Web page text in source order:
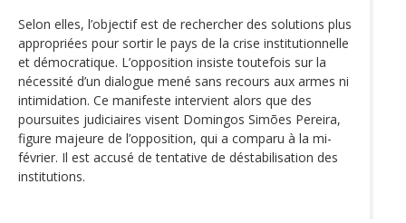
Selon elles, l’objectif est de rechercher des solutions plus
appropriées pour sortir le pays de la crise institutionnelle
et démocratique. L’opposition insiste toutefois sur la
nécessité d’un dialogue mené sans recours aux armes ni
intimidation. Ce manifeste intervient alors que des
poursuites judiciaires visent Domingos Simões Pereira,
figure majeure de l’opposition, qui a comparu à la mi-
février. Il est accusé de tentative de déstabilisation des
institutions.